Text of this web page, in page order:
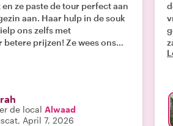
ze paste de tour perfect aan
aan. Haar hulp in de souk
ons zelfs met
prijzen! Ze wees ons
en grote vissen
de local Alwaad
April 7, 2026